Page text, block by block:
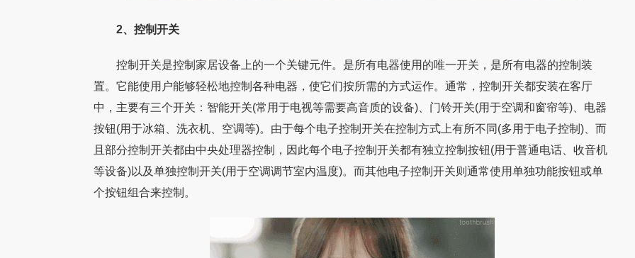
2、控制开关
控制开关是控制家居设备上的一个关键元件。是所有电器使用的唯一开关，是所有电器的控制装
置。它能使用户能够轻松地控制各种电器，使它们按所需的方式运作。通常，控制开关都安装在客厅
中，主要有三个开关：智能开关(常用于电视等需要高音质的设备)、门铃开关(用于空调和窗帘等)、电器
按钮(用于冰箱、洗衣机、空调等)。由于每个电子控制开关在控制方式上有所不同(多用于电子控制)、而
且部分控制开关都由中央处理器控制，因此每个电子控制开关都有独立控制按钮(用于普通电话、收音机
等设备)以及单独控制开关(用于空调调节室内温度)。而其他电子控制开关则通常使用单独功能按钮或单
个按钮组合来控制。